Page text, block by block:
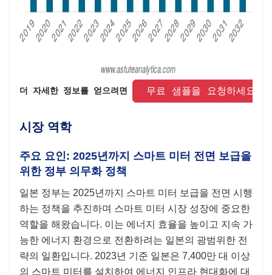
더 자세한 정보를 얻으려면 무료 샘플을 요청하세요
시장 역학
주요 요인: 2025년까지 스마트 미터 전면 보급을
위한 정부 의무화 정책
일본 정부는 2025년까지 스마트 미터 보급을 전면 시행
하는 정책을 추진하며 스마트 미터 시장 성장에 중요한
역할을 해왔습니다. 이는 에너지 효율을 높이고 지속 가
능한 에너지 환경으로 전환하려는 일본의 광범위한 전
략의 일환입니다. 2023년 기준 일본은 7,400만 대 이상
의 스마트 미터를 설치하여 에너지 인프라 현대화에 대